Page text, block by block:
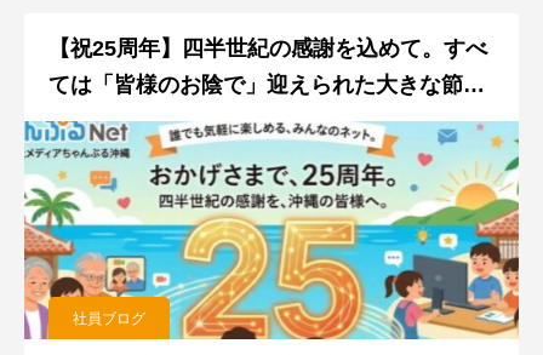
さい！ 実はお使いのル
【祝25周年】四半世紀の感謝を込めて。すべ
ては「皆様のお陰で」迎えられた大きな節目
です！
社員ブログ